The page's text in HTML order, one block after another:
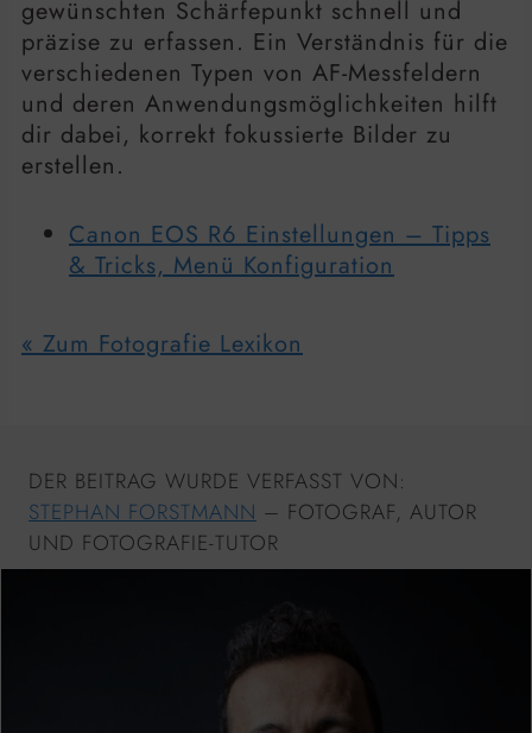
gewünschten Schärfepunkt schnell und
präzise zu erfassen. Ein Verständnis für die
verschiedenen Typen von AF-Messfeldern
und deren Anwendungsmöglichkeiten hilft
dir dabei, korrekt fokussierte Bilder zu
erstellen.
Canon EOS R6 Einstellungen – Tipps
& Tricks, Menü Konfiguration
« Zum Fotografie Lexikon
DER BEITRAG WURDE VERFASST VON:
STEPHAN FORSTMANN – FOTOGRAF, AUTOR
UND FOTOGRAFIE-TUTOR